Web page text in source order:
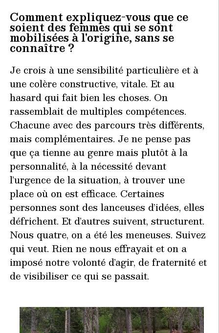
Comment expliquez-vous que ce
soient des femmes qui se sont
mobilisées à l'origine, sans se
connaître ?
Je crois à une sensibilité particulière et à
une colère constructive, vitale. Et au
hasard qui fait bien les choses. On
rassemblait de multiples compétences.
Chacune avec des parcours très différents,
mais complémentaires. Je ne pense pas
que ça tienne au genre mais plutôt à la
personnalité, à la nécessité devant
l’urgence de la situation, à trouver une
place où on est efficace. Certaines
personnes sont des lanceuses d’idées, elles
défrichent. Et d’autres suivent, structurent.
Nous quatre, on a été les meneuses. Suivez
qui veut. Rien ne nous effrayait et on a
imposé notre volonté d’agir, de fraternité et
de visibiliser ce qui se passait.